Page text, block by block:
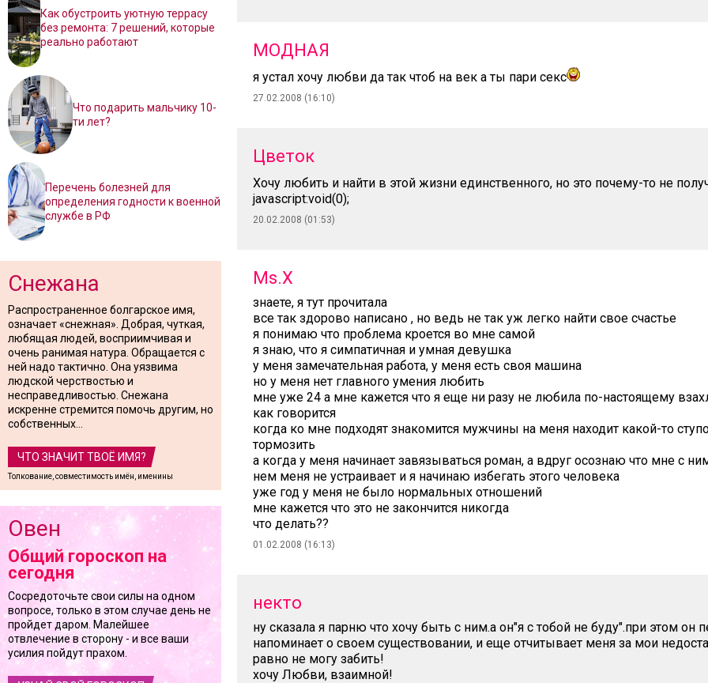
Как обустроить уютную террасу
без ремонта: 7 решений, которые
реально работают
Что подарить мальчику 10-
ти лет?
Перечень болезней для
определения годности к военной
службе в РФ
Снежана
Распространенное болгарское имя,
означает «снежная». Добрая, чуткая,
любящая людей, восприимчивая и
очень ранимая натура. Обращается с
ней надо тактично. Она уязвима
людской черствостью и
несправедливостью. Снежана
искренне стремится помочь другим, но
собственных...
ЧТО ЗНАЧИТ ТВОЁ ИМЯ?
Толкование, совместимость имён, именины
Овен
Общий гороскоп на
сегодня
Сосредоточьте свои силы на одном
вопросе, только в этом случае день не
пройдет даром. Малейшее
отвлечение в сторону - и все ваши
усилия пойдут прахом.
МОДНАЯ
я устал хочу любви да так чтоб на век а ты пари секс
27.02.2008 (16:10)
Цветок
Хочу любить и найти в этой жизни единственного, но это почему-то не
javascript:void(0);
20.02.2008 (01:53)
Ms.X
знаете, я тут прочитала
все так здорово написано , но ведь не так уж легко найти свое счастье
я понимаю что проблема кроется во мне самой
я знаю, что я симпатичная и умная девушка
у меня замечательная работа, у меня есть своя машина
но у меня нет главного умения любить
мне уже 24 а мне кажется что я еще ни разу не любила по-настоящему
как говорится
когда ко мне подходят знакомится мужчины на меня находит какой-то
тормозить
а когда у меня начинает завязываться роман, а вдруг осознаю что мне с
нем меня не устраивает и я начинаю избегать этого человека
уже год у меня не было нормальных отношений
мне кажется что это не закончится никогда
что делать??
01.02.2008 (16:13)
некто
ну сказала я парню что хочу быть с ним.а он"я с тобой не буду".при этом он
напоминает о своем существовании, и еще отчитывает меня за мои
равно не могу забить!
хочу Любви, взаимной!